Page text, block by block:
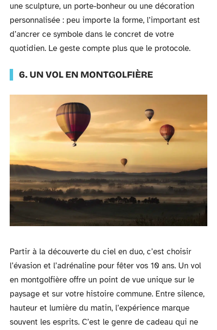
une sculpture, un porte-bonheur ou une décoration
personnalisée : peu importe la forme, l’important est
d’ancrer ce symbole dans le concret de votre
quotidien. Le geste compte plus que le protocole.
6. UN VOL EN MONTGOLFIÈRE
Partir à la découverte du ciel en duo, c’est choisir
l’évasion et l’adrénaline pour fêter vos 10 ans. Un vol
en montgolfière offre un point de vue unique sur le
paysage et sur votre histoire commune. Entre silence,
hauteur et lumière du matin, l’expérience marque
souvent les esprits. C’est le genre de cadeau qui ne